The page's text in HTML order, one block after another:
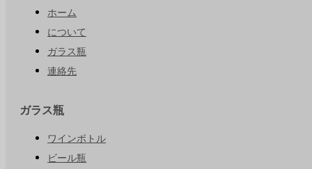
ホーム
について
ガラス瓶
連絡先
ガラス瓶
ワインボトル
ビール瓶